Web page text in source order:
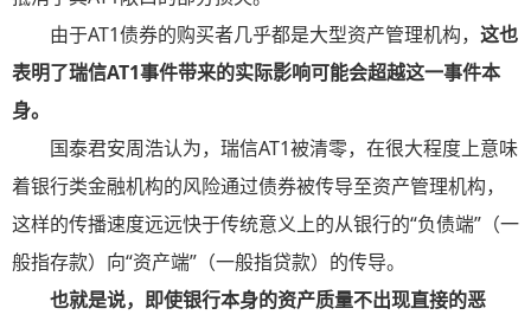
由于AT1债券的购买者几乎都是大型资产管理机构， 这也
表明了瑞信AT1事件带来的实际影响可能会超越这一事件本
身。
国泰君安周浩认为， 瑞信AT1被清零，在很大程度上意味
着银行类金融机构的风险通过债券被传导至资产管理机构，
这样的传播速度远远快于传统意义上的从银行的“负债端”（一
般指存款）向“资产端”（一般指贷款）的传导。
也就是说，即使银行本身的资产质量不出现直接的恶